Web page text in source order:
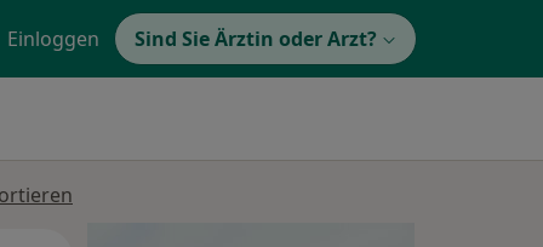
Einloggen Sind Sie Ärztin oder Arzt?